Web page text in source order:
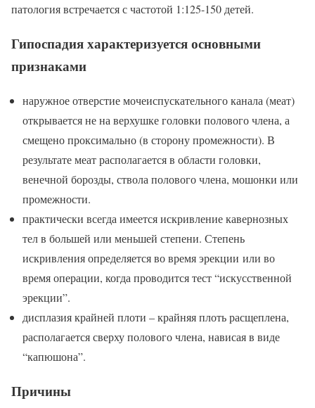
патология встречается с частотой 1:125-150 детей.
Гипоспадия характеризуется основными
признаками
наружное отверстие мочеиспускательного канала (меат)
открывается не на верхушке головки полового члена, а
смещено проксимально (в сторону промежности). В
результате меат располагается в области головки,
венечной борозды, ствола полового члена, мошонки или
промежности.
практически всегда имеется искривление кавернозных
тел в большей или меньшей степени. Степень
искривления определяется во время эрекции или во
время операции, когда проводится тест “искусственной
эрекции”.
дисплазия крайней плоти – крайняя плоть расщеплена,
располагается сверху полового члена, нависая в виде
“капюшона”.
Причины